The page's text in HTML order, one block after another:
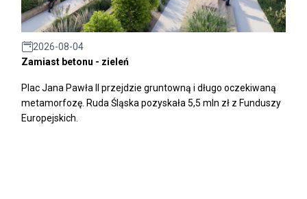
2026-08-04
Zamiast betonu - zieleń
Plac Jana Pawła II przejdzie gruntowną i długo oczekiwaną
metamorfozę. Ruda Śląska pozyskała 5,5 mln zł z Funduszy
Europejskich.